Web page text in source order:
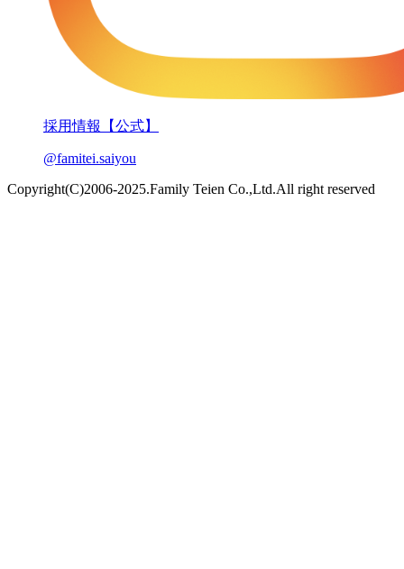
採用情報【公式】
@famitei.saiyou
Copyright(C)2006-2025.Family Teien Co.,Ltd.All right reserved